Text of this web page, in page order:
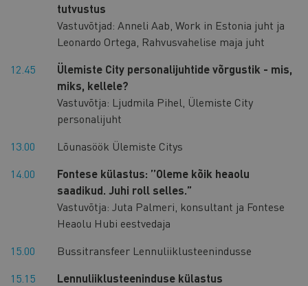
tutvustus
Vastuvõtjad: Anneli Aab, Work in Estonia juht ja
Leonardo Ortega, Rahvusvahelise maja juht
12.45
Ülemiste City personalijuhtide võrgustik - mis,
miks, kellele?
Vastuvõtja: Ljudmila Pihel, Ülemiste City
personalijuht
13.00
Lõunasöök Ülemiste Citys
14.00
Fontese külastus: ’’Oleme kõik heaolu
saadikud. Juhi roll selles.”
Vastuvõtja: Juta Palmeri, konsultant ja Fontese
Heaolu Hubi eestvedaja
15.00
Bussitransfeer Lennuliiklusteenindusse
15.15
Lennuliiklusteeninduse külastus